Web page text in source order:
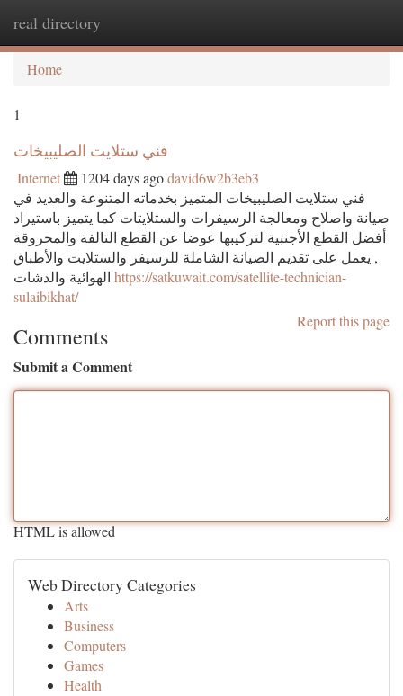
real directory
Home
1
فني ستلايت الصليبيخات
Internet 1204 days agodavid6w2b3eb3
فني ستلايت الصليبيخات المتميز بخدماته المتنوعة والعديد في
صيانة واصلاح ومعالجة الرسيفرات والستلايتات كما يتميز باستيراد
أفضل القطع الأجنبية لتركيبها عوضا عن القطع التالفة والمحروقة
, يعمل على تقديم الصيانة الشاملة للرسيفر والستلايت والأطباق
https://satkuwait.com/satellite-technician-
sulaibikhat/
Report this page
Comments
Submit a Comment
HTML is allowed
Web Directory Categories
Arts
Business
Computers
Games
Health